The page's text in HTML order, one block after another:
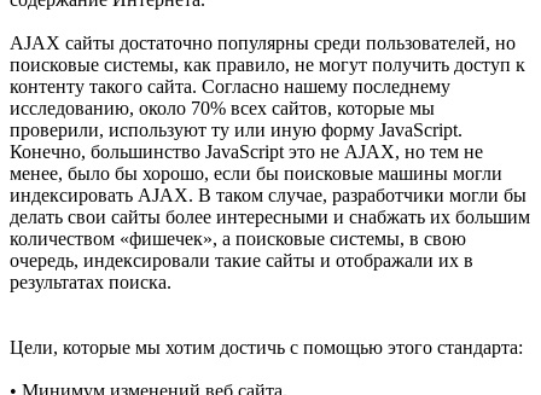
AJAX сайты достаточно популярны среди пользователей, но
поисковые системы, как правило, не могут получить доступ к
контенту такого сайта. Согласно нашему последнему
исследованию, около 70% всех сайтов, которые мы
проверили, используют ту или иную форму JavaScript.
Конечно, большинство JavaScript это не AJAX, но тем не
менее, было бы хорошо, если бы поисковые машины могли
индексировать AJAX. В таком случае, разработчики могли бы
делать свои сайты более интересными и снабжать их большим
количеством «фишечек», а поисковые системы, в свою
очередь, индексировали такие сайты и отображали их в
результатах поиска.
Цели, которые мы хотим достичь с помощью этого стандарта:
• Минимум изменений веб сайта.